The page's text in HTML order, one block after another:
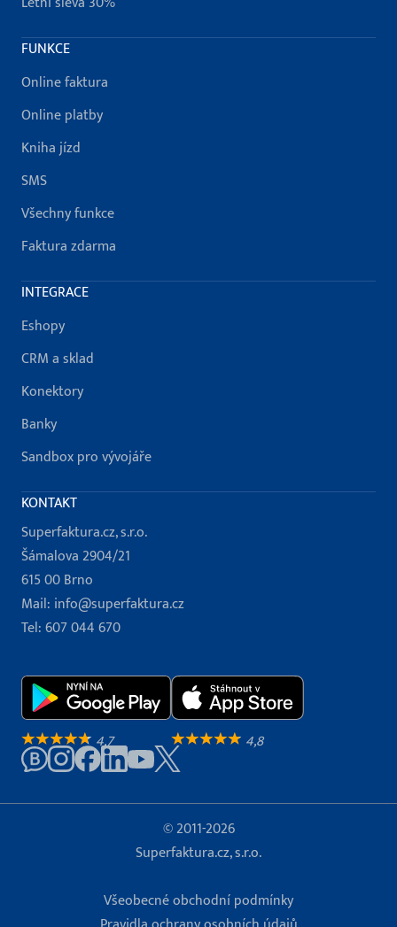
FUNKCE
Online faktura
Online platby
Kniha jízd
SMS
Všechny funkce
Faktura zdarma
INTEGRACE
Eshopy
CRM a sklad
Konektory
Banky
Sandbox pro vývojáře
KONTAKT
Superfaktura.cz, s.r.o.
Šámalova 2904/21
615 00 Brno
Mail: info@superfaktura.cz
Tel:607 044 670
4,7 4,8
© 2011-2026
Superfaktura.cz, s.r.o.
Všeobecné obchodní podmínky